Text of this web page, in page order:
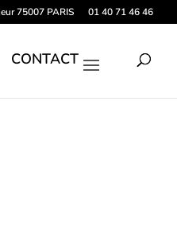
75007 PARIS 01 40 71 46 46
CONTACT